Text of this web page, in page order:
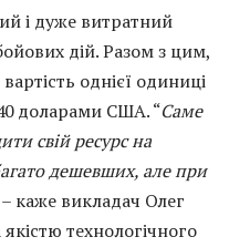
і дуже витратний
дій. Разом з цим,
однієї одиниці
доларами США. “Саме
свій ресурс на
дешевших, але при
– каже викладач Олег
технологічного